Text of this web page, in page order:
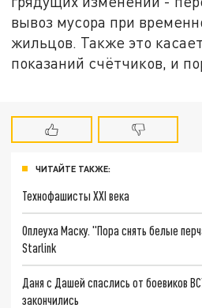
вывоз мусора при
жильцов. Также это
показаний счётчиков, и
ЧИТАЙТЕ ТАКЖЕ:
Технофашисты XXI века
Оплеуха Маску. "Пора снять белые
Starlink
Даня с Дашей спаслись от боевиков
закончились